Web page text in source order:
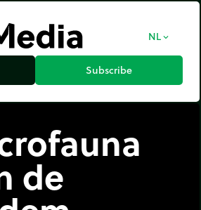
NL expand_more
Subscribe
de